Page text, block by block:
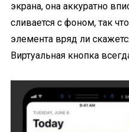
экрана, она аккуратно
сливается с фоном, так
элемента вряд ли
Виртуальная кнопка